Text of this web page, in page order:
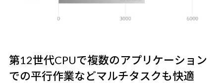
第12世代CPUで複数のアプリケーション
での平行作業などマルチタスクも快適